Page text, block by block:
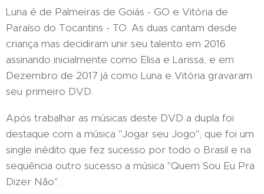
Luna é de Palmeiras de Goiás - GO e Vitória de
Paraíso do Tocantins - TO. As duas cantam desde
criança mas decidiram unir seu talento em 2016
assinando inicialmente como Elisa e Larissa, e em
Dezembro de 2017 já como Luna e Vitória gravaram
seu primeiro DVD.
Após trabalhar as músicas deste DVD a dupla foi
destaque com a música "Jogar seu Jogo", que foi um
single inédito que fez sucesso por todo o Brasil e na
sequência outro sucesso a música "Quem Sou Eu Pra
Dizer Não".